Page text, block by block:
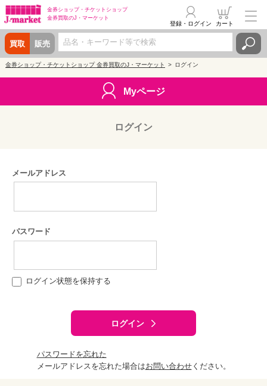
金券ショップ・ チケットショップ
金券買取のJ・マーケット
買取 販売
登録・ログイン カート
金券ショップ・チケットショップ 金券買取のJ・マーケット ログイン
Myページ
ログイン
メールアドレス
パスワード
ログイン状態を保持する
ログイン
パスワードを忘れた
メールアドレスを忘れた場合はお問い合わせください。